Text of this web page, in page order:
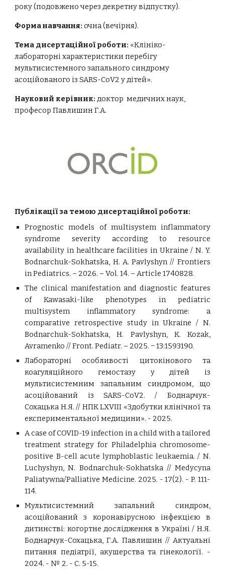
року (подовжено через декретнувідпустку).
Форма навчання: очна (вечірня).
Тема дисертаційної роботи: «Клініко-
лабораторні характеристики перебігу
мультисистемного запального синдрому
асоційованого із SARS-CoV2 у дітей».
Науковий керівник: доктор медичних наук,
професор Павлишин Г.А.
Публікації за темою дисертаційної роботи:
Prognostic models of multisystem inflammatory
syndrome severity according to resource
availability in healthcare facilities in Ukraine / N. Y.
Bodnarchuk-Sokhatska, H. A. Pavlyshyn // Frontiers
in Pediatrics. – 2026. – Vol. 14. – Article 1740828.
The clinical manifestation and diagnostic features
of Kawasaki-like phenotypes in pediatric
multisystem inflammatory syndrome: a
comparative retrospective study in Ukraine / N.
Bodnarchuk-Sokhatska, H. Pavlyshyn, K. Kozak,
Avramenko // Front. Pediatr. – 2025. − 13:1593190.
Лабораторні особливості цитокінового та
коагуляційного гемостазу у дітей із
мультисистемним запальним синдромом, що
асоційований із SARS-CoV2. / Боднарчук-
Сохацька Н.Я. // НПК LXVІІІ «Здобутки клінічної та
експериментальної медицини». - 2025.
A case of COVID-19 infection in a child with a tailored
treatment strategy for Philadelphia chromosome-
positive B-cell acute lymphoblastic leukaemia. / N.
Luchyshyn, N. Bodnarchuk-Sokhatska // Medycyna
Paliatywna/Palliative Medicine. 2025. - 17(2). - P. 111-
114.
Мультисистемний запальний синдром,
асоційований з коронавірусною інфекцією в
дитинстві: когортне дослідження в Україні / Н.Я.
Боднарчук-Сохацька, Г.А. Павлишин // Актуальні
питання педіатрії, акушерства та гінекології. -
2024. - № 2. - С. 5-15.